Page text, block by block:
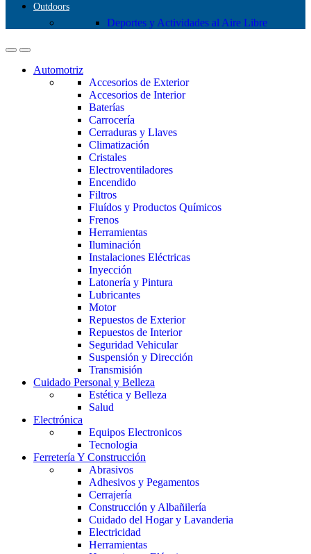
Outdoors
Deportes y Actividades al Aire Libre
Automotriz
Accesorios de Exterior
Accesorios de Interior
Baterías
Carrocería
Cerraduras y Llaves
Climatización
Cristales
Electroventiladores
Encendido
Filtros
Fluídos y Productos Químicos
Frenos
Herramientas
Iluminación
Instalaciones Eléctricas
Inyección
Latonería y Pintura
Lubricantes
Motor
Repuestos de Exterior
Repuestos de Interior
Seguridad Vehicular
Suspensión y Dirección
Transmisión
Cuidado Personal y Belleza
Estética y Belleza
Salud
Electrónica
Equipos Electronicos
Tecnologia
Ferretería Y Construcción
Abrasivos
Adhesivos y Pegamentos
Cerrajería
Construcción y Albañilería
Cuidado del Hogar y Lavanderia
Electricidad
Herramientas